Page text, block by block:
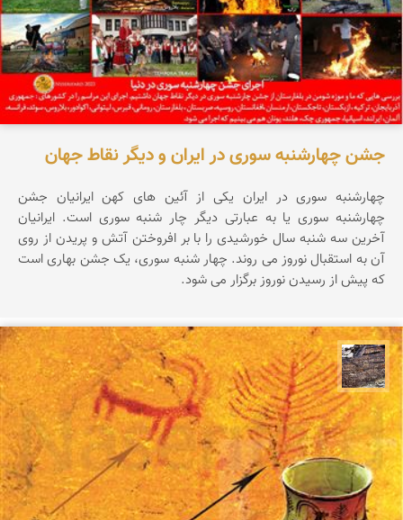
جشن چهارشنبه سوری در ایران و دیگر نقاط جهان
چهارشنبه سوری در ایران یکی از آئین های کهن ایرانیان جشن
چهارشنبه سوری یا به عبارتی دیگر چار شنبه سوری است. ایرانیان
آخرین سه شنبه سال خورشیدی را با بر افروختن آتش و پریدن از روی
آن به استقبال نوروز می روند. چهار شنبه سوری، یک جشن بهاری است
که پیش از رسیدن نوروز برگزار می شود.
محمد ناصری فرد